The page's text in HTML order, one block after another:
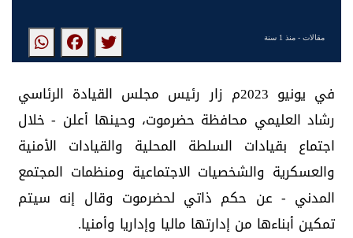
مقالات- منذ 1 سنة
في يونيو 2023م زار رئيس مجلس القيادة الرئاسي
رشاد العليمي محافظة حضرموت، وحينها أعلن - خلال
اجتماع بقيادات السلطة المحلية والقيادات الأمنية
والعسكرية والشخصيات الاجتماعية ومنظمات المجتمع
المدني - عن حكم ذاتي لحضرموت وقال إنه سيتم
تمكين أبناءها من إدارتها ماليا وإداريا وأمنيا.